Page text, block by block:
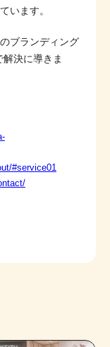
います。
ブランディング
決に導きま
#service01